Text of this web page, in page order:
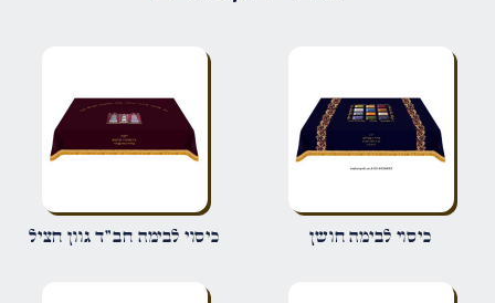
שם*
כיסוי לבימה חושן כיסוי לבימה חב"ד גוון חציל